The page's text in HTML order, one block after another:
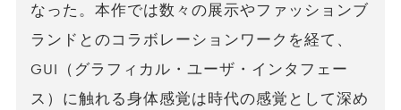
なった。本作では数々の展示やファッションブ
ランドとのコラボレーションワークを経て、
GUI（グラフィカル・ユーザ・インタフェー
ス）に触れる身体感覚は時代の感覚として深め